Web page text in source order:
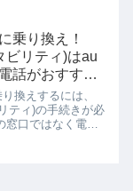
wi...
乗り換え！
ビリティ)はau
話がおすす
換えするには、
ティ)の手続きが必
口ではなく電話